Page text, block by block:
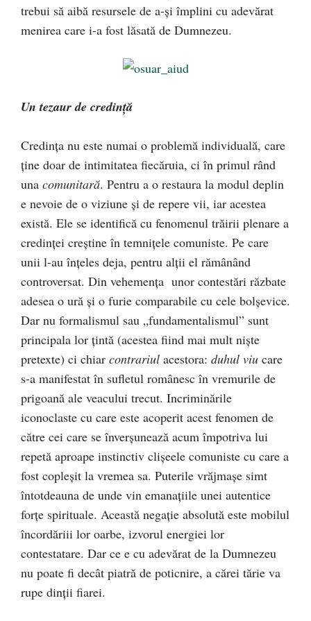
trebui să aibă resursele de a-şi împlini cu adevărat
menirea care i-a fost lăsată de Dumnezeu.
Un tezaur de credinţă
Credinţa nu este numai o problemă individuală, care
ţine doar de intimitatea fiecăruia, ci în primul rând
una comunitară. Pentru a o restaura la modul deplin
e nevoie de o viziune şi de repere vii, iar acestea
există. Ele se identifică cu fenomenul trăirii plenare a
credinţei creştine în temniţele comuniste. Pe care
unii l-au înţeles deja, pentru alţii el rămânând
controversat. Din vehemenţa unor contestări răzbate
adesea o ură şi o furie comparabile cu cele bolşevice.
Dar nu formalismul sau „fundamentalismul” sunt
principala lor ţintă (acestea fiind mai mult nişte
pretexte) ci chiar contrariul acestora: duhul viu care
s-a manifestat în sufletul românesc în vremurile de
prigoană ale veacului trecut. Incriminările
iconoclaste cu care este acoperit acest fenomen de
către cei care se înverşunează acum împotriva lui
repetă aproape instinctiv clişeele comuniste cu care a
fost copleşit la vremea sa. Puterile vrăjmaşe simt
întotdeauna de unde vin emanaţiile unei autentice
forţe spirituale. Această negaţie absolută este mobilul
încordăriii lor oarbe, izvorul energiei lor
contestatare. Dar ce e cu adevărat de la Dumnezeu
nu poate fi decât piatră de poticnire, a cărei tărie va
rupe dinţii fiarei.